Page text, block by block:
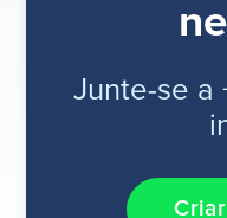
Junte-se a